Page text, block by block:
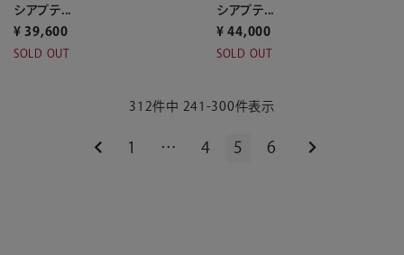
シアプテ...
¥ 39,600
SOLD OUT
シアプテ...
¥ 44,000
SOLD OUT
312件中 241 -300件表示
1 … 4 5 6